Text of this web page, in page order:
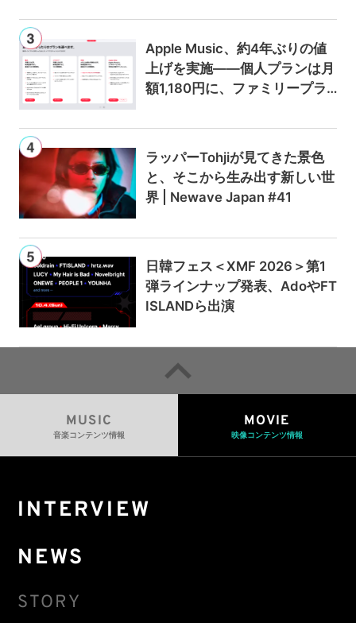
Apple Music、約4年ぶりの値
上げを実施——個人プランは月
額1,180円に、ファミリープラ
ラッパーTohjiが見てきた景色
と、そこから生み出す新しい世
界 | Newave Japan #41
日韓フェス＜XMF 2026＞第1
弾ラインナップ発表、AdoやFT
ISLANDら出演
MUSIC
音楽コンテンツ情報
MOVIE
映像コンテンツ情報
INTERVIEW
NEWS
STORY